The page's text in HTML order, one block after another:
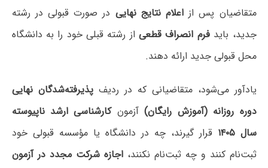
متقاضیان پس ازاعلام نتایج نهایی در صورت قبولی در رشته
جدید، بایدفرم انصراف قطعیاز رشته قبلی خود را به دانشگاه
محل قبولی جدید ارائه دهند.
یادآور می‌شود، متقاضیانی که در ردیفپذیرفته‌شدگان نهایی
دوره روزانه (آموزش رایگان)آزمونکارشناسی ارشد ناپیوسته
سال ۱۴۰۵
قرار گیرند، چه در دانشگاه یا مؤسسه قبولی خود
ثبت‌نام کنند و چه ثبت‌نام نکنند،اجازه شرکت مجدد در آزمون